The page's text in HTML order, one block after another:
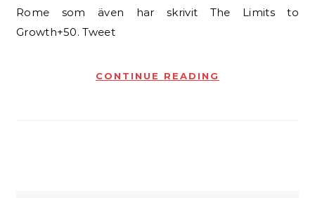
Rome som även har skrivit The Limits to
Growth+50. Tweet
CONTINUE READING